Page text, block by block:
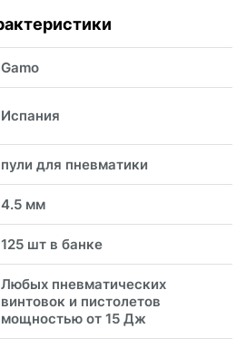
Gamo
Испания
пули для пневматики
4.5 мм
125 шт в банке
Любых пневматических
винтовок и пистолетов
мощностью от 15 Дж